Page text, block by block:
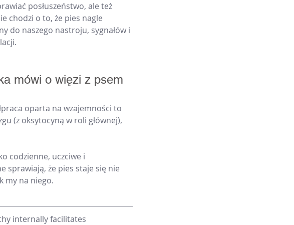
posłuszeństwo, ale też
chodzi o to, że pies nagle
do naszego nastroju, sygnałów i
mówi o więzi z psem
oparta na wzajemności to
(z oksytocyną w roli głównej),
codzienne, uczciwe i
sprawiają, że pies staje się nie
my na niego.
internally facilitates